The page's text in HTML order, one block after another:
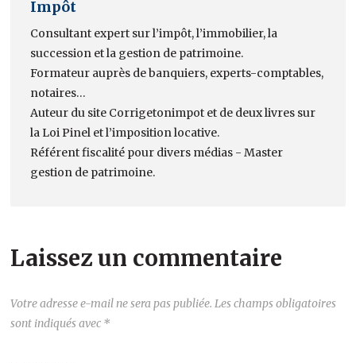
Impôt
Consultant expert sur l’impôt, l’immobilier, la
succession et la gestion de patrimoine.
Formateur auprès de banquiers, experts-comptables,
notaires…
Auteur du site Corrigetonimpot et de deux livres sur
la Loi Pinel et l’imposition locative.
Référent fiscalité pour divers médias - Master
gestion de patrimoine.
Laissez un commentaire
Votre adresse e-mail ne sera pas publiée. Les champs obligatoires
sont indiqués avec *